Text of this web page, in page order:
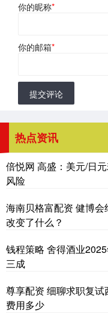
你的昵称*
你的邮箱*
提交评论
热点资讯
倍悦网 高盛：美元/日
风险
海南贝格富配资 健博
改变了什么？
钱程策略 舍得酒业
三成
尊享配资 细聊求职复
费用多少